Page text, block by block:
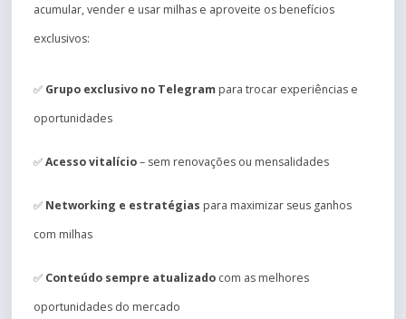
acumular, vender e usar milhas e aproveite os benefícios
exclusivos:
✅ Grupo exclusivo no Telegram para trocar experiências e
oportunidades
✅Acesso vitalício– sem renovações ou mensalidades
✅ Networking e estratégias para maximizar seus ganhos
com milhas
✅ Conteúdo sempre atualizado com as melhores
oportunidades do mercado